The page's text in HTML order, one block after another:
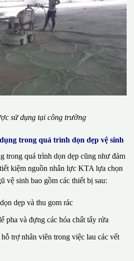
sử dụng tại công trường
trong quá trình dọn dẹp vệ sinh
trong quá trình dọn dẹp cũng như đảm
kiệm nguồn nhân lực KTA lựa chọn
vệ sinh bao gồm các thiết bị sau:
dẹp và thu gom rác
pha và đựng các hóa chất tẩy rửa
trợ nhân viên trong việc lau các vết